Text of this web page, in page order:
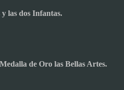
las dos Infantas.
Medalla de Oro las Bellas Artes.